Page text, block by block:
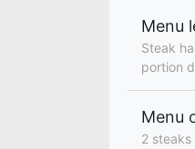
Menu
Steak
portion
Menu
2